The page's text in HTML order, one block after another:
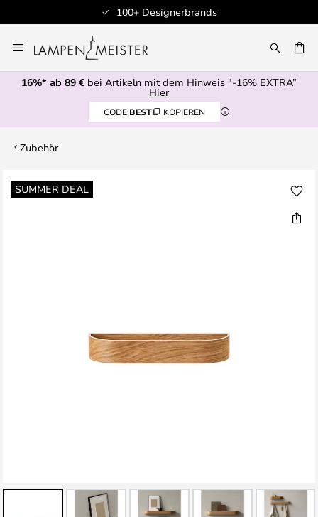
100+ Designerbrands
Inhalt
springen
16%* ab 89 € bei Artikeln mit dem Hinweis "-16% EXTRA”
Hier
CODE:BEST KOPIEREN
Zubehör
SUMMER DEAL
Zum
Ende